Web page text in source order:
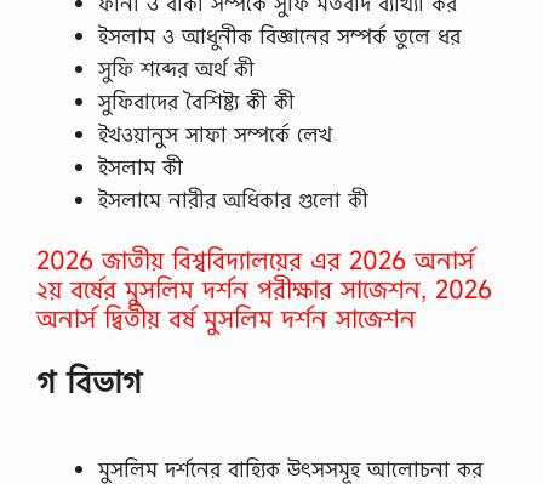
ইসলাম ও আধুনীক বিজ্ঞানের সম্পর্ক তুলে ধর
সুফি শব্দের অর্থ কী
সুফিবাদের বৈশিষ্ট্য কী কী
ইখওয়ানুস সাফা সম্পর্কে লেখ
ইসলাম কী
ইসলামে নারীর অধিকার গুলো কী
2026 জাতীয় বিশ্ববিদ্যালয়ের এর 2026 অনার্স
২য় বর্ষের মুসলিম দর্শন পরীক্ষার সাজেশন, 2026
অনার্স দ্বিতীয় বর্ষ মুসলিম দর্শন সাজেশন
গ বিভাগ
মুসলিম দর্শনের বাহ্যিক উৎসসমূহ আলোচনা কর